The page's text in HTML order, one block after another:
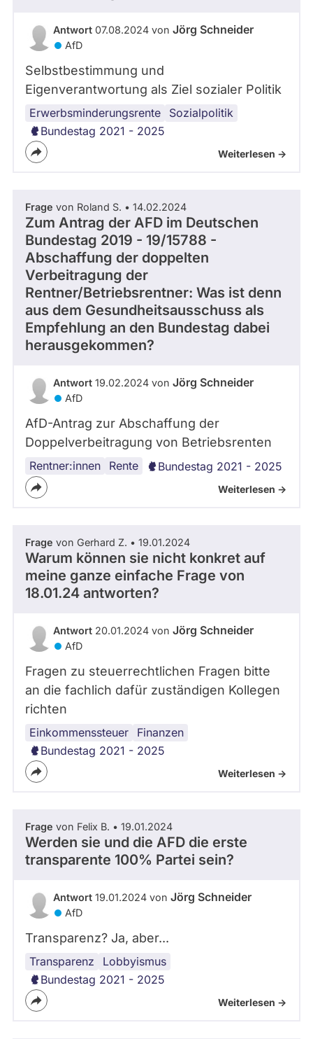
Antwort 07.08.2024 von Jörg Schneider
AfD
Selbstbestimmung und
Eigenverantwortung als Ziel sozialer Politik
Erwerbsminderungsrente Sozialpolitik
psychische
Gesundheit
Bundestag 2021 - 2025
Weiterlesen ->
Frage von Roland S. • 14.02.2024
Zum Antrag der AFD im Deutschen
Bundestag 2019 - 19/15788 -
Abschaffung der doppelten
Verbeitragung der
Rentner/Betriebsrentner: Was ist denn
aus dem Gesundheitsausschuss als
Empfehlung an den Bundestag dabei
herausgekommen?
Antwort 19.02.2024 von Jörg Schneider
AfD
AfD-Antrag zur Abschaffung der
Doppelverbeitragung von Betriebsrenten
Rentner:innen Rente Bundestag 2021 - 2025
Weiterlesen ->
Frage von Gerhard Z. • 19.01.2024
Warum können sie nicht konkret auf
meine ganze einfache Frage von
18.01.24 antworten?
Antwort 20.01.2024 von Jörg Schneider
AfD
Fragen zu steuerrechtlichen Fragen bitte
an die fachlich dafür zuständigen Kollegen
richten
Einkommenssteuer Finanzen
Spitzensteuersatz
Bundestag 2021 - 2025
Weiterlesen ->
Frage von Felix B. • 19.01.2024
Werden sie und die AFD die erste
transparente 100% Partei sein?
Antwort 19.01.2024 von Jörg Schneider
AfD
Transparenz? Ja, aber...
Transparenz
Lobbyismus
Bundestag 2021 - 2025
Weiterlesen ->